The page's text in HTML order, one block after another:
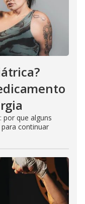
por que alguns
continuar